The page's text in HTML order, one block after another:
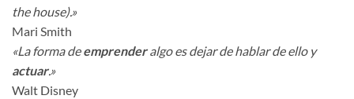
the house).»
Mari Smith
«La forma deemprenderalgo es dejar de hablar de ello y
actuar.»
Walt Disney